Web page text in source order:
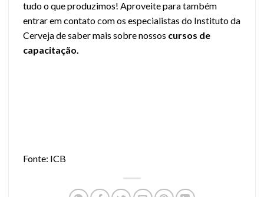
tudo o que produzimos! Aproveite para também
entrar em contato com os especialistas do Instituto da
Cerveja de saber mais sobre nossos cursos de
capacitação.
Fonte: ICB